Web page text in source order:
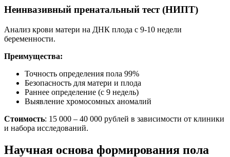
Неинвазивный пренатальный тест (НИПТ)
Анализ крови матери на ДНК плода с 9-10 недели
беременности.
Преимущества:
Точность определения пола 99%
Безопасность для матери и плода
Раннее определение (с 9 недель)
Выявление хромосомных аномалий
Стоимость: 15 000 – 40 000 рублей в зависимости от клиники
и набора исследований.
Научная основа формирования пола